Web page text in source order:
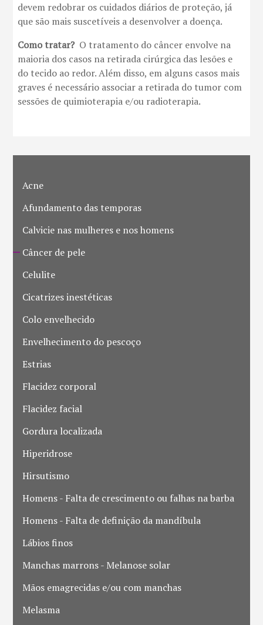
Acne
Afundamento das temporas
Calvicie nas mulheres e nos homens
Câncer de pele
Celulite
Cicatrizes inestéticas
Colo envelhecido
Envelhecimento do pescoço
Estrias
Flacidez corporal
Flacidez facial
Gordura localizada
Hiperidrose
Hirsutismo
Homens - Falta de crescimento ou falhas na barba
Homens - Falta de definição da mandíbula
Lábios finos
Manchas marrons - Melanose solar
Mãos emagrecidas e/ou com manchas
Melasma
devem redobrar os cuidados diários de proteção, já
que são mais suscetíveis a desenvolver a doença.
Como tratar? O tratamento do câncer envolve na
maioria dos casos na retirada cirúrgica das lesões e
do tecido ao redor. Além disso, em alguns casos mais
graves é necessário associar a retirada do tumor com
sessões de quimioterapia e/ou radioterapia.